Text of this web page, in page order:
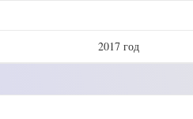
2017 год